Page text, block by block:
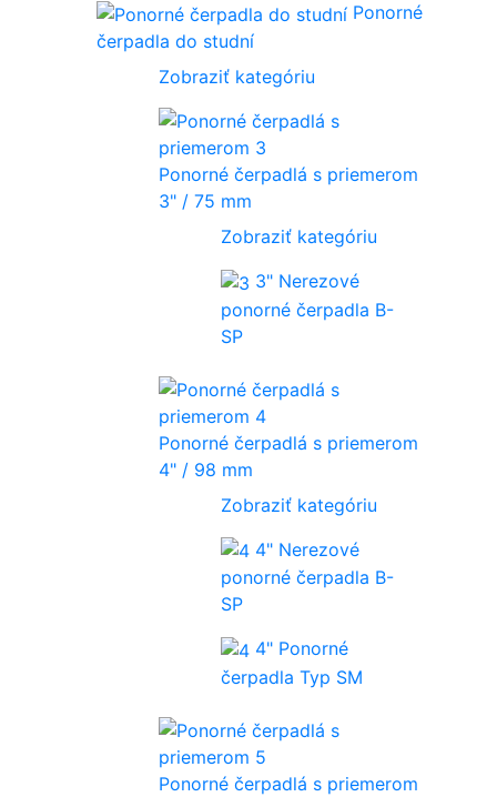
Ponorné
čerpadla do studní
Zobraziť kategóriu
Ponorné čerpadlá s priemerom
3" / 75 mm
Zobraziť kategóriu
3" Nerezové
ponorné čerpadla B-
SP
Ponorné čerpadlá s priemerom
4" / 98 mm
Zobraziť kategóriu
4" Nerezové
ponorné čerpadla B-
SP
4" Ponorné
čerpadla Typ SM
Ponorné čerpadlá s priemerom